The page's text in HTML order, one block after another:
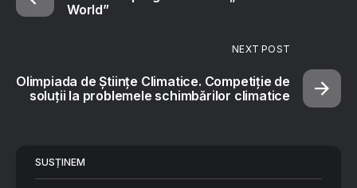
World”
NEXT POST
Olimpiada de Științe Climatice. Competiție de
soluții la problemele schimbărilor climatice
SUSȚINEM